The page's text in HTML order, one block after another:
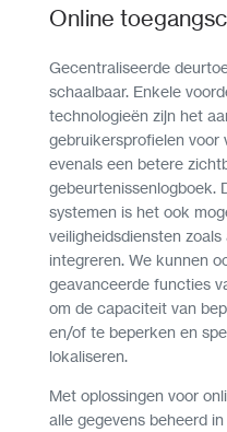
Online
Gecentraliseerde
schaalbaar. Enkele
technologieën zijn het
gebruikersprofielen voor
evenals een betere
gebeurtenissenlogboek.
systemen is het ook
veiligheidsdiensten
integreren. We kunnen
geavanceerde functies
om de capaciteit van
en/of te beperken en
lokaliseren.
Met oplossingen voor
alle gegevens beheerd